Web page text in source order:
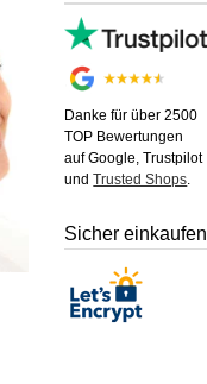
Danke für über 2500
TOP Bewertungen
auf Google, Trustpilot
undTrusted Shops
Sicher einkaufen